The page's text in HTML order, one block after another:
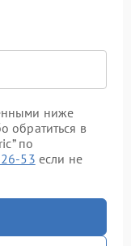
ниже
обратиться в
по
53 если не